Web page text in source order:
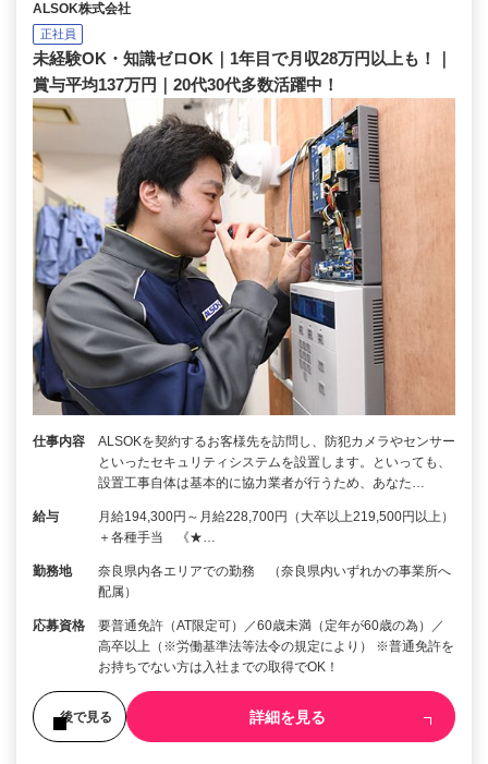
ALSOK株式会社
正社員
未経験OK・知識ゼロOK｜1年目で月収28万円以上も！｜
賞与平均137万円｜20代30代多数活躍中！
仕事内容
ALSOKを契約するお客様先を訪問し、防犯カメラやセンサー
といったセキュリティシステムを設置します。といっても、
設置工事自体は基本的に協力業者が行うため、あなた…
給与
月給194,300円～月給228,700円（大卒以上219,500円以上）
＋各種手当 《★…
勤務地
奈良県内各エリアでの勤務 （奈良県内いずれかの事業所へ
配属）
応募資格
要普通免許（AT限定可）／60歳未満（定年が60歳の為）／
高卒以上（※労働基準法等法令の規定により） ※普通免許を
お持ちでない方は入社までの取得でOK！
後で見る 詳細を見る